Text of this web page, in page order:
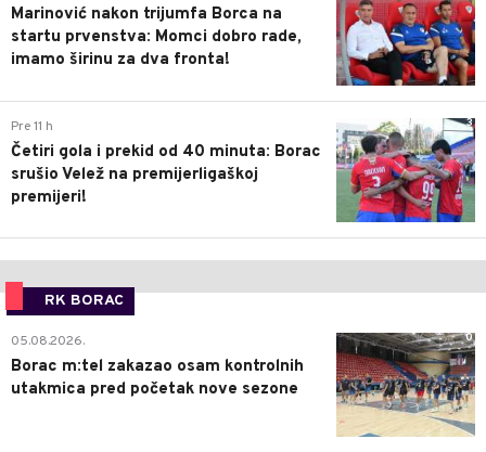
Marinović nakon trijumfa Borca na
startu prvenstva: Momci dobro rade,
imamo širinu za dva fronta!
3
Pre 11 h
Četiri gola i prekid od 40 minuta: Borac
srušio Velež na premijerligaškoj
premijeri!
RK BORAC
0
05.08.2026.
Borac m:tel zakazao osam kontrolnih
utakmica pred početak nove sezone